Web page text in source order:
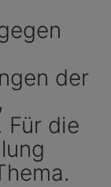
der
Für die